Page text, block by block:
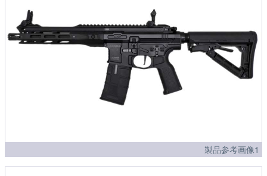
製品参考画像1